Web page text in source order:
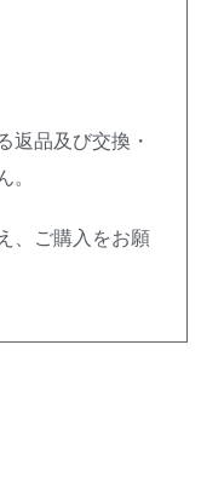
返品及び交換・
。
、ご購入をお願